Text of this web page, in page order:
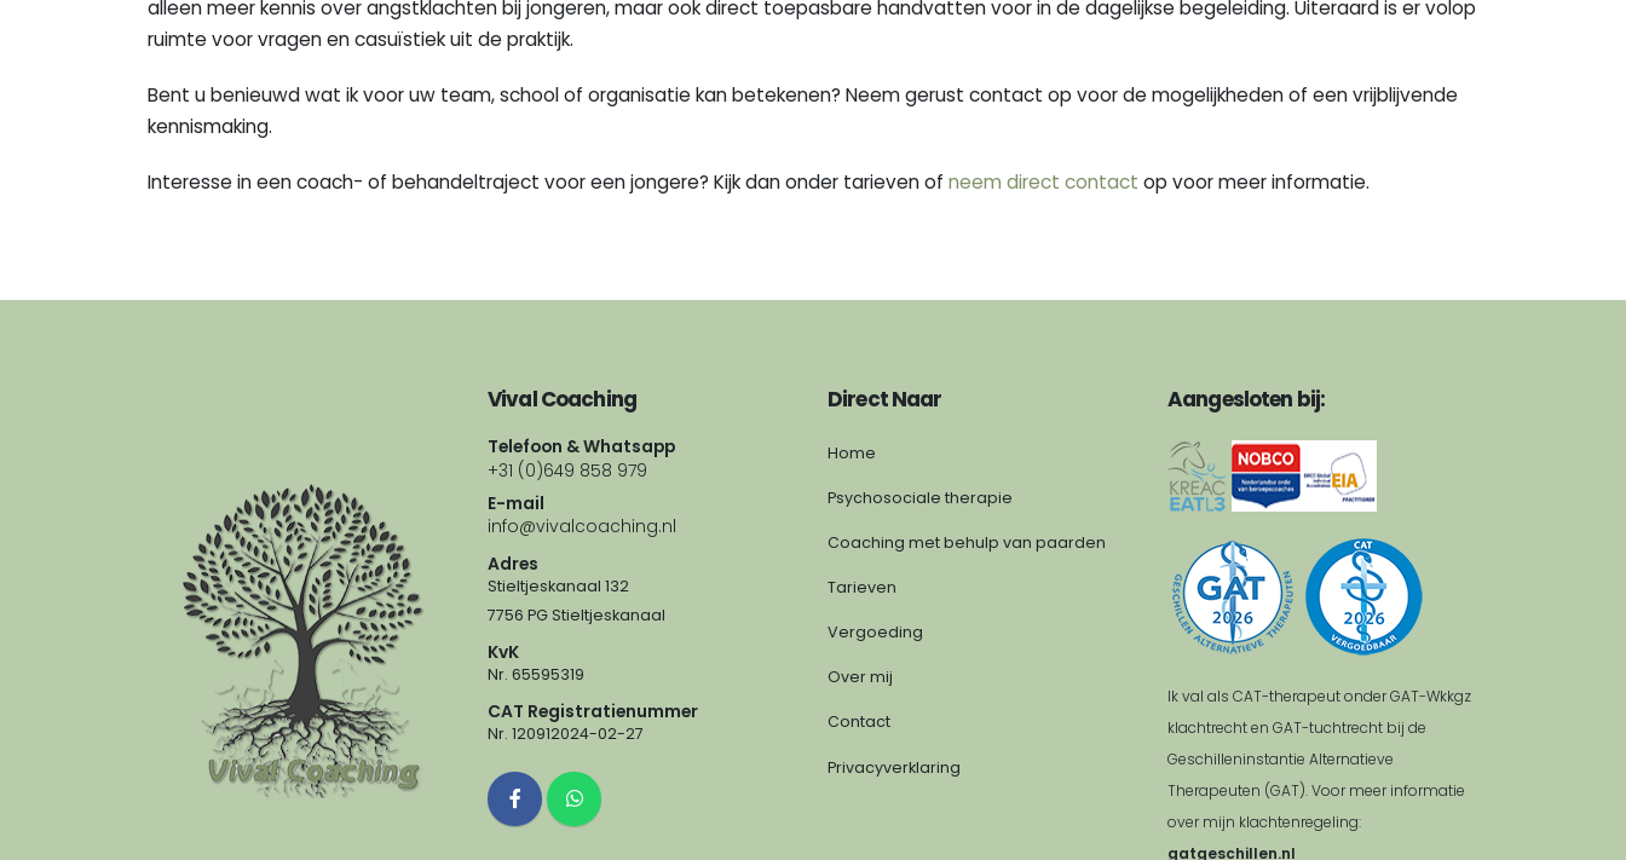
alleen meer kennis over angstklachten bij jongeren, maar ook direct toepasbare handvatten voor in de dagelijkse begeleiding. Uiteraard is er volop
ruimte voor vragen en casuïstiek uit de praktijk.
Bent u benieuwd wat ik voor uw team, school of organisatie kan betekenen? Neem gerust contact op voor de mogelijkheden of een vrijblijvende
kennismaking.
Interesse in een coach- of behandeltraject voor een jongere? Kijk dan onder tarieven of neem direct contact op voor meer informatie.
Vival Coaching
Telefoon & Whatsapp
+31 (0)649 858 979
E-mail
info@vivalcoaching.nl
Adres
Stieltjeskanaal 132
7756 PG Stieltjeskanaal
KvK
Nr. 65595319
CAT Registratienummer
Nr. 120912024-02-27
Direct Naar
Home
Psychosociale therapie
Coaching met behulp van paarden
Tarieven
Vergoeding
Over mij
Contact
Privacyverklaring
Aangesloten bij:
Ik val als CAT-therapeut onder GAT-Wkkgz
klachtrecht en GAT-tuchtrecht bij de
Geschilleninstantie Alternatieve
Therapeuten (GAT). Voor meer informatie
over mijn klachtenregeling:
gatgeschillen.nl